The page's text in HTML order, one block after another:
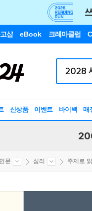
샵 eBook 크레마클럽
신상품 이벤트 바이백 매
인문 심리 주제로